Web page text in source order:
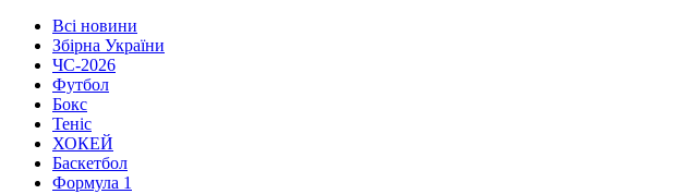
Всі новини
Збірна України
ЧС-2026
Футбол
Бокс
Теніс
ХОКЕЙ
Баскетбол
Формула 1